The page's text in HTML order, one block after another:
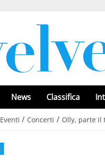
News Classifica
Eventi / Concerti / Olly, parte il